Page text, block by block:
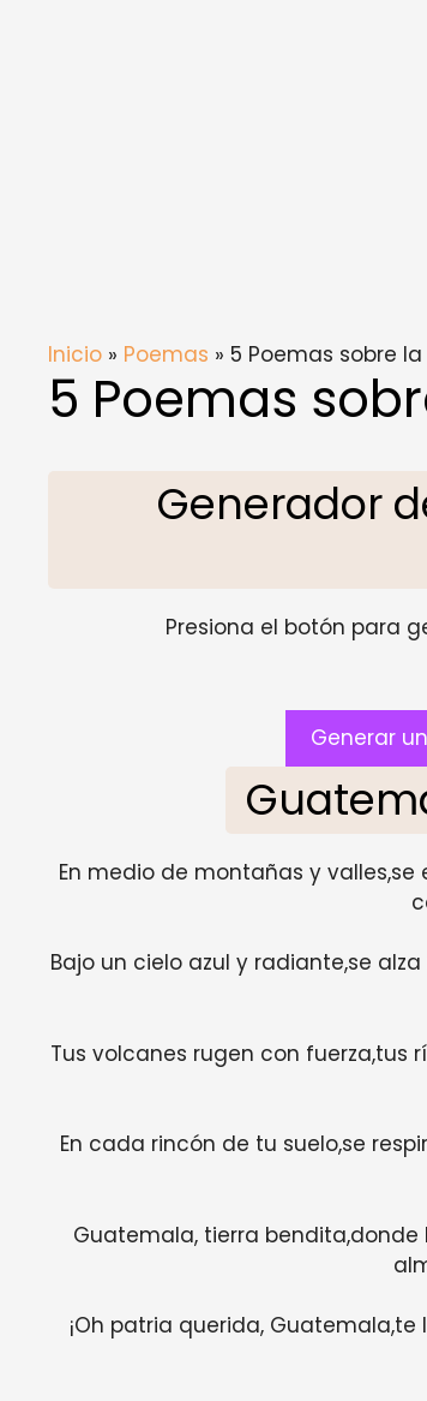
Inicio » Poemas » 5 Poemas sobre
5 Poemas
Generador
Presiona el botón para
Generar
En medio de montañas y
Bajo un cielo azul y radiante,se
Tus volcanes rugen con fuerza,tus
En cada rincón de tu suelo,se
Guatemala, tierra
¡Oh patria querida,